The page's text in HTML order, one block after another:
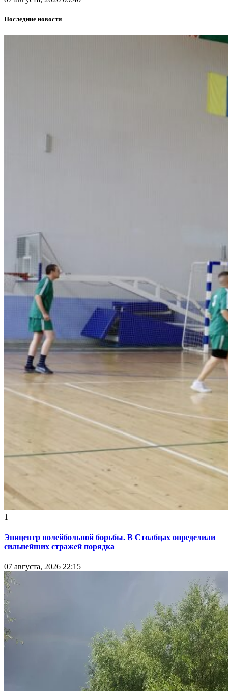
Последние новости
1
Эпицентр волейбольной борьбы. В Столбцах определили
сильнейших стражей порядка
07 августа, 2026 22:15